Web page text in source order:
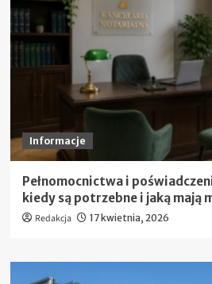
Informacje
Pełnomocnictwa i
kiedy są potrzebne i jaką mają
Redakcja 17 kwietnia, 2026